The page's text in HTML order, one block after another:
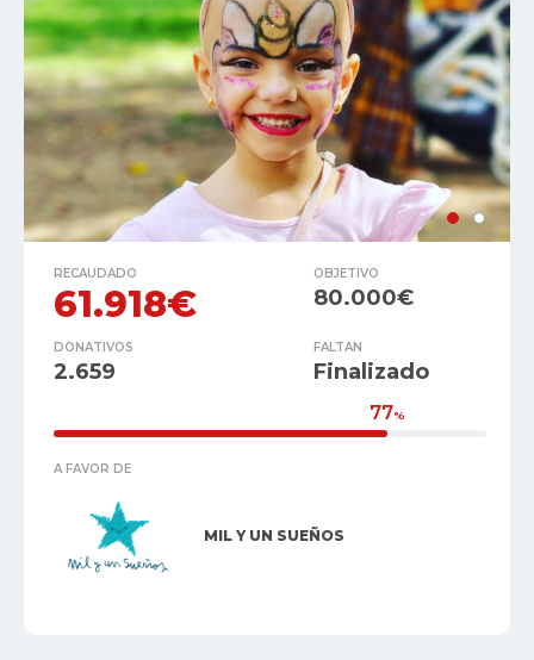
RECAUDADO
61.918€
OBJETIVO
80.000€
DONATIVOS
2.659
FALTAN
Finalizado
77%
A FAVOR DE
MIL Y UN SUEÑOS